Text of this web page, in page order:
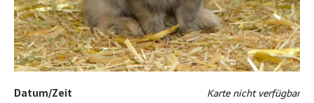
Karte nicht verfügbar
Datum/Zeit